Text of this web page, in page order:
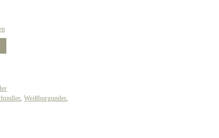
,Weißburgunder,